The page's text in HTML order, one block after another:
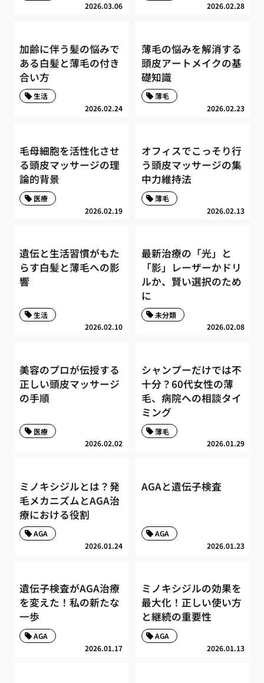
2026.03.06 2026.02.28
加齢に伴う髪の悩みで
ある白髪と薄毛の付き
合い方
2026.02.24
生活
薄毛の悩みを解消する
頭皮アートメイクの基
礎知識
2026.02.23
薄毛
毛母細胞を活性化させ
る頭皮マッサージの理
論的背景
2026.02.19
医療
オフィスでこっそり行
う頭皮マッサージの集
中力維持法
2026.02.13
薄毛
遺伝と生活習慣がもた
らす白髪と薄毛への影
響
2026.02.10
生活
最新治療の「光」と
「影」レーザーかドリ
ルか、賢い選択のため
に
2026.02.08
未分類
美容のプロが伝授する
正しい頭皮マッサージ
の手順
2026.02.02
医療
シャンプーだけでは不
十分？60代女性の薄
毛、病院への相談タイ
ミング
2026.01.29
薄毛
ミノキシジルとは？発
毛メカニズムとAGA治
療における役割
2026.01.24
AGA
AGAと遺伝子検査
2026.01.23
AGA
遺伝子検査がAGA治療
を変えた！私の新たな
一歩
2026.01.17
AGA
ミノキシジルの効果を
最大化！正しい使い方
と継続の重要性
2026.01.13
AGA